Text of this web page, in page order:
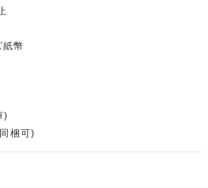
幣
)
梱可)